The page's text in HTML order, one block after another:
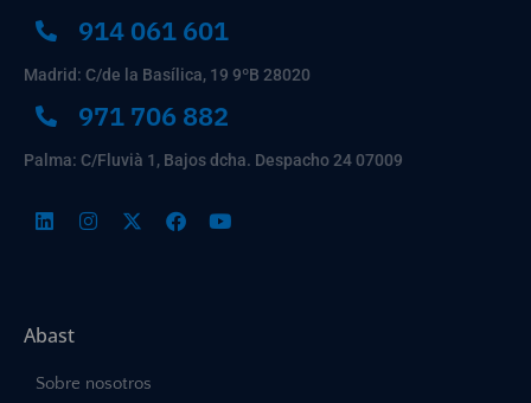
914 061 601
Madrid: C/de la Basílica, 19 9ºB 28020
971 706 882
Palma: C/Fluvià 1, Bajos dcha. Despacho 24 07009
Abast
Sobre nosotros